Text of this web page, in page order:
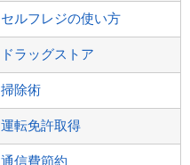
セルフレジの使い方
ドラッグストア
掃除術
運転免許取得
通信費節約